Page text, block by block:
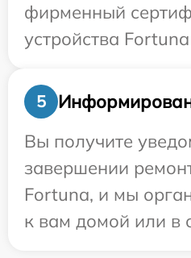
фирменный
устройства
5
Вы получите
завершении
Fortuna, и мы
к вам домой или в